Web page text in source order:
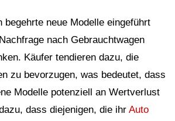
begehrte neue Modelle eingeführt
nach Gebrauchtwagen
Käufer tendieren dazu, die
zu bevorzugen, was bedeutet, dass
Modelle potenziell an Wertverlust
dass diejenigen, die ihr Auto